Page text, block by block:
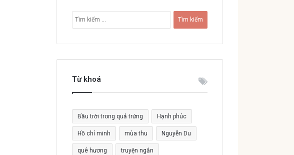
ì
i
c
o
:
Từ khoá
Bầu trời trong quả trứng Hạnh phúc
Hồ chí minh mùa thu Nguyễn Du
quê hương truyện ngắn